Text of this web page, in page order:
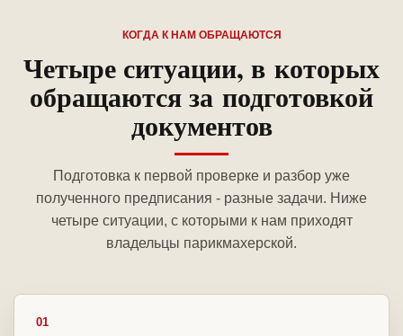
КОГДА К НАМ ОБРАЩАЮТСЯ
Четыре ситуации, в которых
обращаются за подготовкой
документов
Подготовка к первой проверке и разбор уже
полученного предписания - разные задачи. Ниже
четыре ситуации, с которыми к нам приходят
владельцы парикмахерской.
01